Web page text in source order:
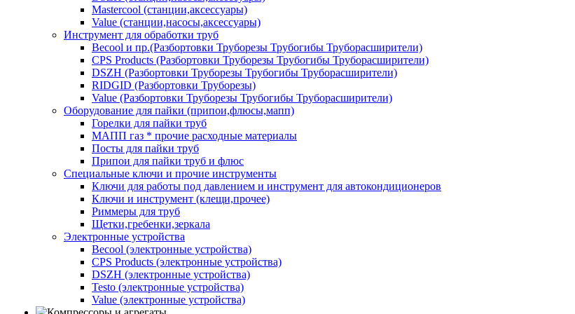
Mastercool (станции,аксессуары)
Value (станции,насосы,аксессуары)
Инструмент для обработки труб
Becool и пр.(Разбортовки Труборезы Трубогибы Труборасширители)
CPS Products (Разбортовки Труборезы Трубогибы Труборасширители)
DSZH (Разбортовки Труборезы Трубогибы Труборасширители)
RIDGID (Разбортовки Труборезы)
Value (Разбортовки Труборезы Трубогибы Труборасширители)
Оборудование для пайки (припои,флюсы,мапп)
Горелки для пайки труб
МАПП газ * прочие расходные материалы
Посты для пайки труб
Припои для пайки труб и флюс
Специальные ключи и прочие инструменты
Ключи для работы под давлением и инструмент для автокондиционеров
Ключи и инструмент (клещи,прочее)
Риммеры для труб
Щетки,гребенки,зеркала
Электронные устройства
Becool (электронные устройства)
CPS Products (электронные устройства)
DSZH (электронные устройства)
Testo (электронные устройства)
Value (электронные устройства)